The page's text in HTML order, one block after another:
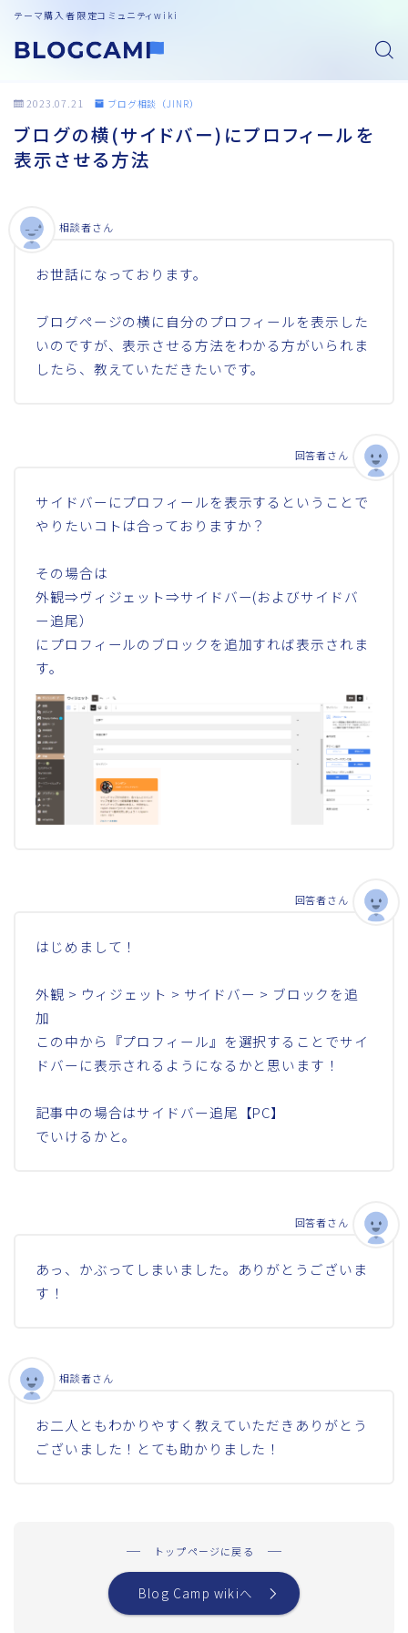
テーマ購入者限定コミュニティwiki
2023.07.21 ブログ相談（JINR）
ブログの横(サイドバー)にプロフィールを
表示させる方法
お世話になっております。
ブログページの横に自分のプロフィールを表示した
いのですが、表示させる方法をわかる方がいられま
したら、教えていただきたいです。
相談者さん
サイドバーにプロフィールを表示するということで
やりたいコトは合っておりますか？
その場合は
外観⇒ヴィジェット⇒サイドバー(およびサイドバ
ー追尾）
にプロフィールのブロックを追加すれば表示されま
す。
回答者さん
はじめまして！
外観 > ウィジェット > サイドバー > ブロックを追
加
この中から『プロフィール』を選択することでサイ
ドバーに表示されるようになるかと思います！
記事中の場合はサイドバー追尾【PC】
でいけるかと。
回答者さん
あっ、かぶってしまいました。ありがとうございま
す！
回答者さん
お二人ともわかりやすく教えていただきありがとう
ございました！とても助かりました！
相談者さん
トップページに戻る
Blog Camp wikiへ